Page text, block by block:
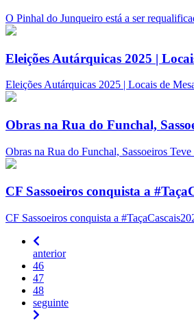
O Pinhal do Junqueiro está a ser
Eleições Autárquicas 2025 |
Eleições Autárquicas 2025 | Locais de
Obras na Rua do Funchal,
Obras na Rua do Funchal, Sassoeiros
CF Sassoeiros conquista a
CF Sassoeiros conquista a
anterior
46
47
48
seguinte